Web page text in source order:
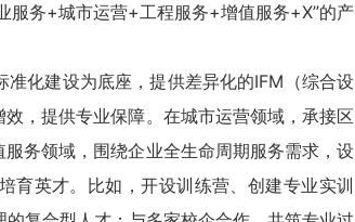
服务+城市运营+工程服务+增值服务+X”的产
化建设为底座，提供差异化的IFM（综合设
，提供专业保障。在城市运营领域，承接区
务领域，围绕企业全生命周期服务需求，设
英才。比如，开设训练营、创建专业实训